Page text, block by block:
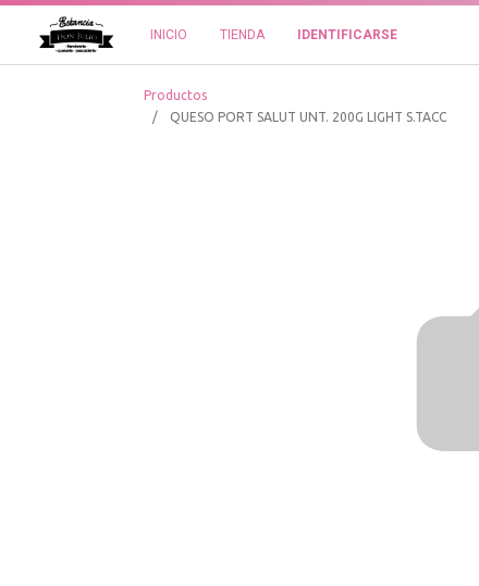
INICIO TIENDA IDENTIFICARSE
Productos
QUESO PORT SALUT UNT. 200G LIGHT S.TACC